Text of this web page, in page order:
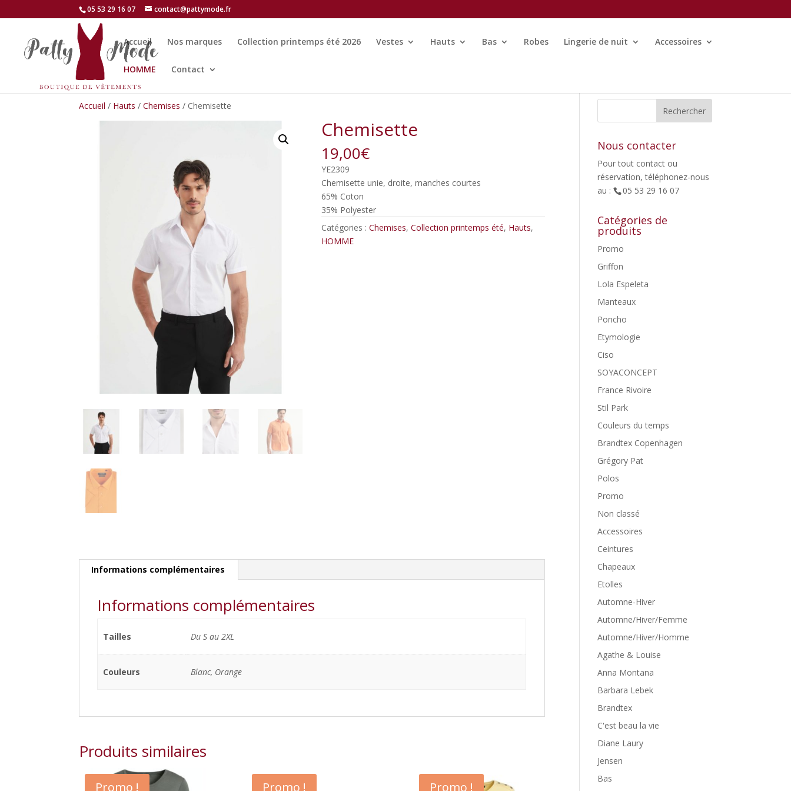
05 53 29 16 07 contact@pattymode.fr
Accueil Nos marques Collection printemps été 2026 Vestes Hauts Bas Robes Lingerie de nuit Accessoires
HOMME Contact
Accueil / Hauts /Chemises / Chemisette
Chemisette
19,00€
YE2309
Chemisette unie, droite, manches courtes
65% Coton
35% Polyester
Catégories :Chemises,Collection printemps été, Hauts,
HOMME
Informations complémentaires
Informations complémentaires
Tailles Du S au 2XL
Couleurs Blanc, Orange
Produits similaires
Promo ! Promo ! Promo !
Nous contacter
Pour tout contact ou
réservation, téléphonez-nous
au :
05 53 29 16 07
Catégories de
produits
Promo
Griffon
Lola Espeleta
Manteaux
Poncho
Etymologie
Ciso
SOYACONCEPT
France Rivoire
Stil Park
Couleurs du temps
Brandtex Copenhagen
Grégory Pat
Polos
Promo
Non classé
Accessoires
Ceintures
Chapeaux
Etolles
Automne-Hiver
Automne/Hiver/Femme
Automne/Hiver/Homme
Agathe & Louise
Anna Montana
Barbara Lebek
Brandtex
C'est beau la vie
Diane Laury
Jensen
Bas